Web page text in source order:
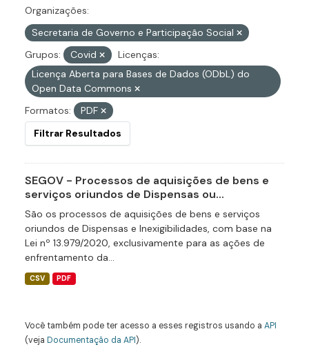
Organizações:
Secretaria de Governo e Participação Social
Grupos:
Covid
Licenças:
Licença Aberta para Bases de Dados (ODbL) do
Open Data Commons
Formatos:
PDF
Filtrar Resultados
SEGOV - Processos de aquisições de bens e
serviços oriundos de Dispensas ou...
São os processos de aquisições de bens e serviços
oriundos de Dispensas e Inexigibilidades, com base na
Lei nº 13.979/2020, exclusivamente para as ações de
enfrentamento da...
CSV PDF
Você também pode ter acesso a esses registros usando a API
(veja Documentação da API).